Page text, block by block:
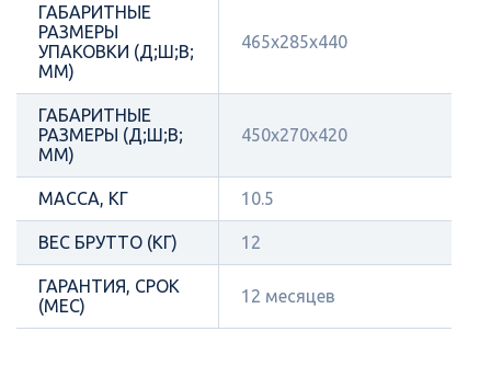
ГАБАРИТНЫЕ
РАЗМЕРЫ
УПАКОВКИ (Д;Ш;В;
ММ)
465х285х440
ГАБАРИТНЫЕ
РАЗМЕРЫ (Д;Ш;В;
ММ)
450х270х420
МАССА, КГ 10.5
ВЕС БРУТТО (КГ) 12
ГАРАНТИЯ, СРОК
(МЕС)
12 месяцев